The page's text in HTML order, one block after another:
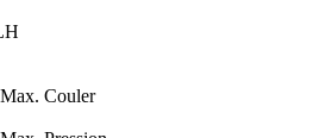
Couler